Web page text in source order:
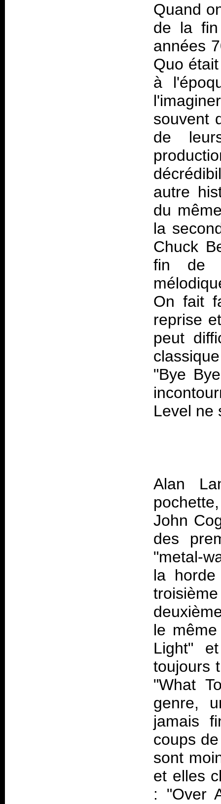
Quand
de la
années
Quo
à
souvent
de
autre
du
la
Chuck
fin de
On fait
reprise
peut
"Bye
Level
Alan
John
des
"metal-
la
le
Light"
toujours
"What
genre,
jamais
coups
sont
et elles
: "Over